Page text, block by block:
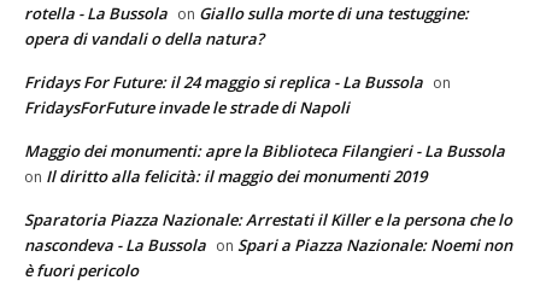
rotella - La Bussola on Giallo sulla morte di una testuggine:
opera di vandali o della natura?
Fridays For Future: il 24 maggio si replica - La Bussola on
FridaysForFuture invade le strade di Napoli
Maggio dei monumenti: apre la Biblioteca Filangieri - La Bussola
on Il diritto alla felicità: il maggio dei monumenti 2019
Sparatoria Piazza Nazionale: Arrestati il Killer e la persona che lo
nascondeva - La Bussola on Spari a Piazza Nazionale: Noemi non
è fuori pericolo